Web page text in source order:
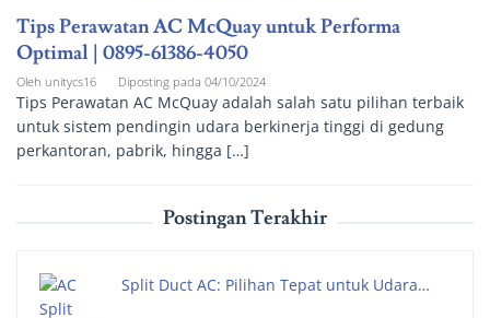
Tips Perawatan AC McQuay untuk Performa
Optimal | 0895-61386-4050
Oleh unitycs16 Diposting pada 04/10/2024
Tips Perawatan AC McQuay adalah salah satu pilihan terbaik
untuk sistem pendingin udara berkinerja tinggi di gedung
perkantoran, pabrik, hingga […]
Postingan Terakhir
Split Duct AC: Pilihan Tepat untuk Udara…